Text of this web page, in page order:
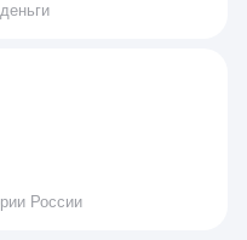
России